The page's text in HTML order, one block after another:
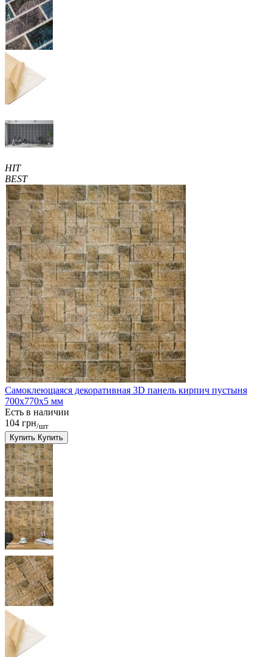
HIT
BEST
Самоклеющаяся декоративная 3D панель кирпич пустыня
700x770x5 мм
Есть в наличии
104 грн/шт
Купить Купить